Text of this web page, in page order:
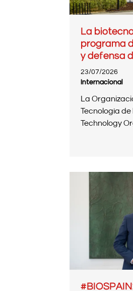
La
programa
y defensa
23/07/2026
Internacional
La
Tecnología de
Technology